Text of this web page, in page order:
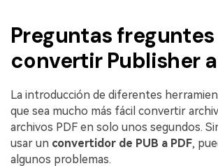
Preguntas
convertir Publisher a
La introducción de diferentes
que sea mucho más fácil convertir
archivos PDF en solo unos segundos.
usar un convertidor de PUB a PDF,
algunos problemas.